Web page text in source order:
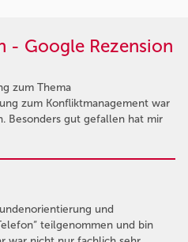
- Google Rezension
zum Thema
zum Konfliktmanagement war
Besonders gut gefallen hat mir
und
teilgenommen und bin